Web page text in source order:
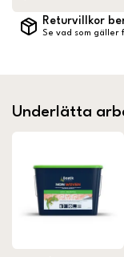
Returvillkor
Se vad som gäller
Underlätta